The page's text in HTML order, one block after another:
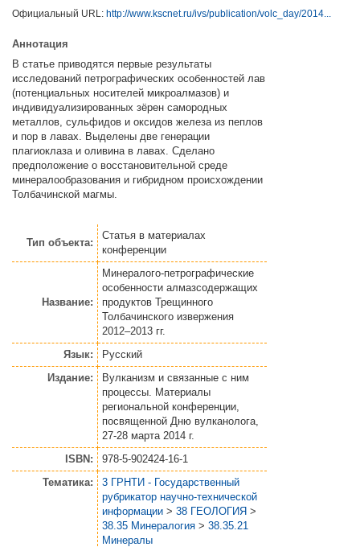
Официальный URL: http://www.kscnet.ru/ivs/publication/volc_day/2014...
Аннотация
В статье приводятся первые результаты
исследований петрографических особенностей лав
(потенциальных носителей микроалмазов) и
индивидуализированных зёрен самородных
металлов, сульфидов и оксидов железа из пеплов
и пор в лавах. Выделены две генерации
плагиоклаза и оливина в лавах. Сделано
предположение о восстановительной среде
минералообразования и гибридном происхождении
Толбачинской магмы.
Тип объекта:
Статья в материалах
конференции
Название:
Минералого-петрографические
особенности алмазсодержащих
продуктов Трещинного
Толбачинского извержения
2012–2013 гг.
Язык:
Русский
Издание:
Вулканизм и связанные с ним
процессы. Материалы
региональной конференции,
посвященной Дню вулканолога,
27-28 марта 2014 г.
ISBN:
978-5-902424-16-1
Тематика:
3 ГРНТИ - Государственный
рубрикатор научно-технической
информации > 38 ГЕОЛОГИЯ >
38.35 Минералогия > 38.35.21
Минералы